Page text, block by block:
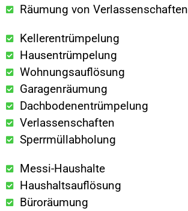
Räumung von Verlassenschaften
Kellerentrümpelung
Hausentrümpelung
Wohnungsauflösung
Garagenräumung
Dachbodenentrümpelung
Verlassenschaften
Sperrmüllabholung
Messi-Haushalte
Haushaltsauflösung
Büroräumung